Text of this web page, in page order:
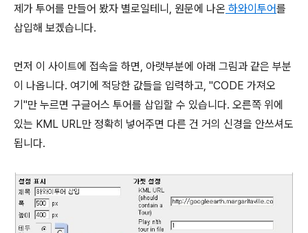
제가 투어를 만들어 봤자 별로일테니, 원문에 나온 하와이투어를
삽입해 보겠습니다.
먼저 이 사이트에 접속을 하면, 아랫부분에 아래 그림과 같은 부분
이 나옵니다. 여기에 적당한 값들을 입력하고, "CODE 가져오
기"만 누르면 구글어스 투어를 삽입할 수 있습니다. 오른쪽 위에
있는 KML URL만 정확히 넣어주면 다른 건 거의 신경을 안쓰셔도
됩니다.